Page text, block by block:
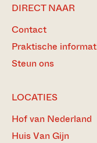
DIRECT NAAR
Contact
Praktische
Steun ons
LOCATIES
Hof van Nederland
Huis Van Gijn